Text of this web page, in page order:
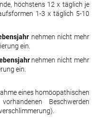
höchstens 12 x täglich je
1-3 x täglich 5-10
nehmen nicht mehr
ein.
nehmen nicht mehr
ein.
eines homöopathischen
Beschwerden